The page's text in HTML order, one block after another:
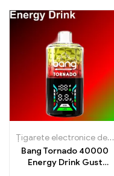
Țigarete electronice de unică folosință
Bang Tornado 40000
Energy Drink Gust